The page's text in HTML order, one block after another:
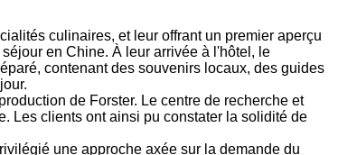
culinaires, et leur offrant un premier aperçu
en Chine. À leur arrivée à l'hôtel, le
contenant des souvenirs locaux, des guides
de Forster. Le centre de recherche et
Les clients ont ainsi pu constater la solidité de
une approche axée sur la demande du